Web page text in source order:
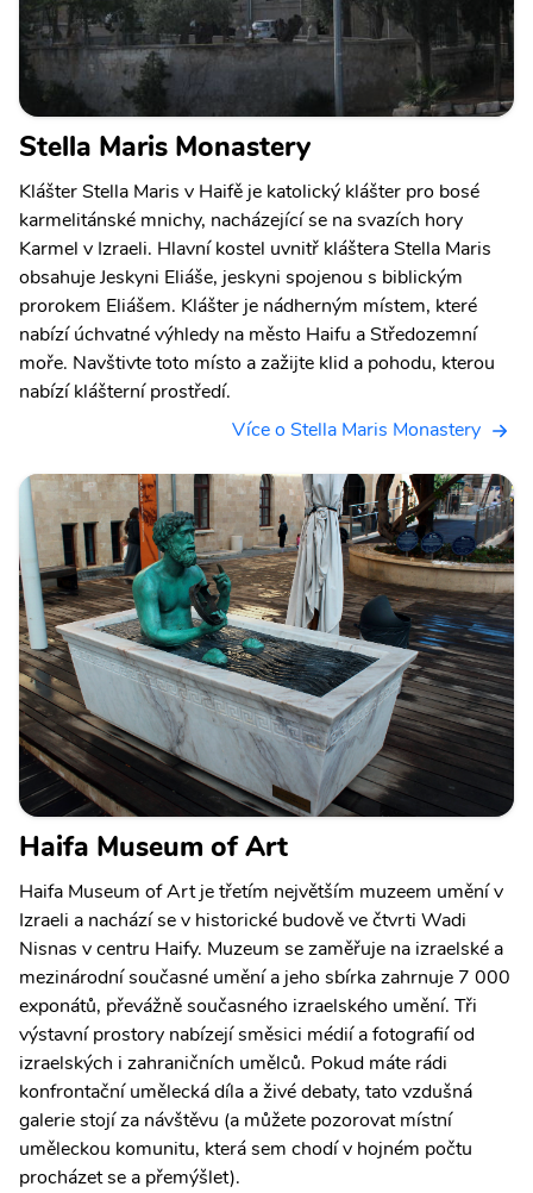
Stella Maris Monastery
Klášter Stella Maris v Haifě je katolický klášter pro bosé
karmelitánské mnichy, nacházející se na svazích hory
Karmel v Izraeli. Hlavní kostel uvnitř kláštera Stella Maris
obsahuje Jeskyni Eliáše, jeskyni spojenou s biblickým
prorokem Eliášem. Klášter je nádherným místem, které
nabízí úchvatné výhledy na město Haifu a Středozemní
moře. Navštivte toto místo a zažijte klid a pohodu, kterou
nabízí klášterní prostředí.
Více o Stella Maris Monastery
Haifa Museum of Art
Haifa Museum of Art je třetím největším muzeem umění v
Izraeli a nachází se v historické budově ve čtvrti Wadi
Nisnas v centru Haify. Muzeum se zaměřuje na izraelské a
mezinárodní současné umění a jeho sbírka zahrnuje 7 000
exponátů, převážně současného izraelského umění. Tři
výstavní prostory nabízejí směsici médií a fotografií od
izraelských i zahraničních umělců. Pokud máte rádi
konfrontační umělecká díla a živé debaty, tato vzdušná
galerie stojí za návštěvu (a můžete pozorovat místní
uměleckou komunitu, která sem chodí v hojném počtu
procházet se a přemýšlet).